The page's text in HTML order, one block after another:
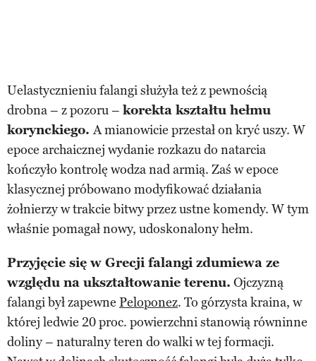
Uelastycznieniu falangi służyła też z pewnością
drobna – z pozoru – korekta kształtu hełmu
korynckiego.A mianowicie przestał on kryć uszy. W
epoce archaicznej wydanie rozkazu do natarcia
kończyło kontrolę wodza nad armią. Zaś w epoce
klasycznej próbowano modyfikować działania
żołnierzy w trakcie bitwy przez ustne komendy. W tym
właśnie pomagał nowy, udoskonalony hełm.
Przyjęcie się w Grecji falangi zdumiewa ze
względu na ukształtowanie terenu. Ojczyzną
falangi był zapewne Peloponez. To górzysta kraina, w
której ledwie 20 proc. powierzchni stanowią równinne
doliny – naturalny teren do walki w tej formacji.